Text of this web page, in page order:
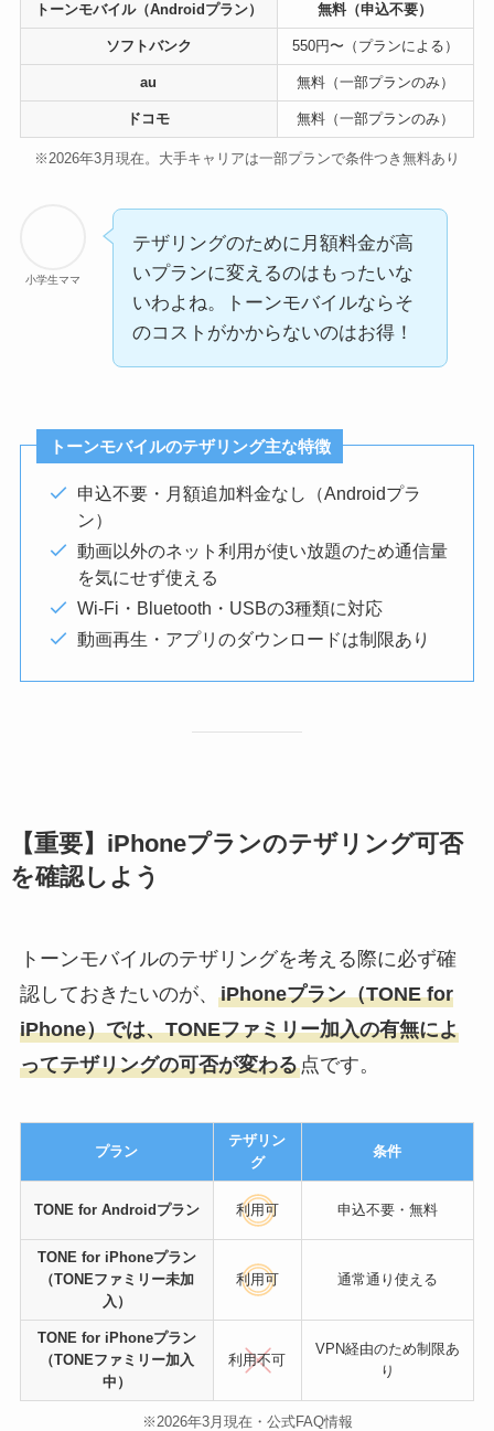
トーンモバイル（Androidプラン） 無料（申込不要）
ソフトバンク 550円〜（プランによる）
au 無料（一部プランのみ）
ドコモ 無料（一部プランのみ）
※2026年3月現在。大手キャリアは一部プランで条件つき無料あり
小学生ママ
テザリングのために月額料金が高
いプランに変えるのはもったいな
いわよね。トーンモバイルならそ
のコストがかからないのはお得！
トーンモバイルのテザリング主な特徴
申込不要・月額追加料金なし（Androidプラ
ン）
動画以外のネット利用が使い放題のため通信量
を気にせず使える
Wi-Fi・Bluetooth・USBの3種類に対応
動画再生・アプリのダウンロードは制限あり
【重要】iPhoneプランのテザリング可否
を確認しよう
トーンモバイルのテザリングを考える際に必ず確
認しておきたいのが、 iPhoneプラン（TONE for
iPhone）では、TONEファミリー加入の有無によ
ってテザリングの可否が変わる点です。
プラン
テザリン
グ
条件
TONE for Androidプラン 利用可 申込不要・無料
TONE for iPhoneプラン
（TONEファミリー未加
入）
利用可 通常通り使える
TONE for iPhoneプラン
（TONEファミリー加入
中）
利用不可
VPN経由のため制限あ
り
※2026年3月現在・公式FAQ情報